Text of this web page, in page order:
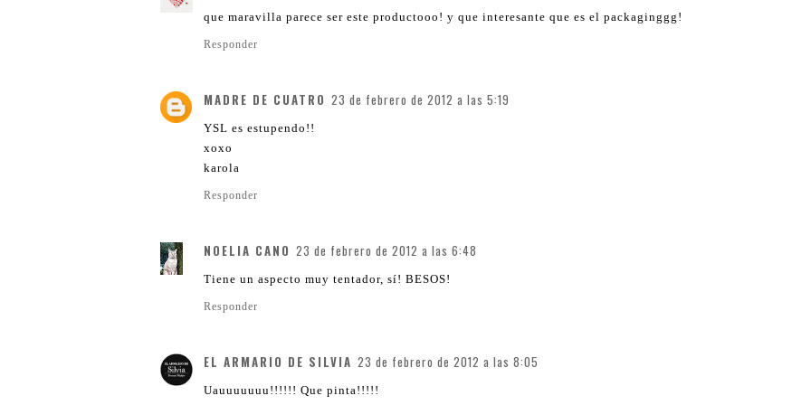
que maravilla parece ser este productooo! y que interesante que es el packaginggg!
Responder
MADRE DE CUATRO 23 de febrero de 2012 a las 5:19
YSL es estupendo!!
xoxo
karola
Responder
NOELIA CANO 23 de febrero de 2012 a las 6:48
Tiene un aspecto muy tentador, sí! BESOS!
Responder
EL ARMARIO DE SILVIA 23 de febrero de 2012 a las 8:05
Uauuuuuuu!!!!!! Que pinta!!!!!